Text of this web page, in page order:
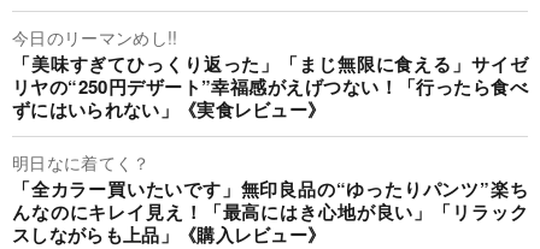
今日のリーマンめし!!
「美味すぎてひっくり返った」「まじ無限に食える」サイゼ
リヤの“250円デザート”幸福感がえげつない！「行ったら食べ
ずにはいられない」《実食レビュー》
明日なに着てく？
「全カラー買いたいです」無印良品の“ゆったりパンツ”楽ち
んなのにキレイ見え！「最高にはき心地が良い」「リラック
スしながらも上品」《購入レビュー》